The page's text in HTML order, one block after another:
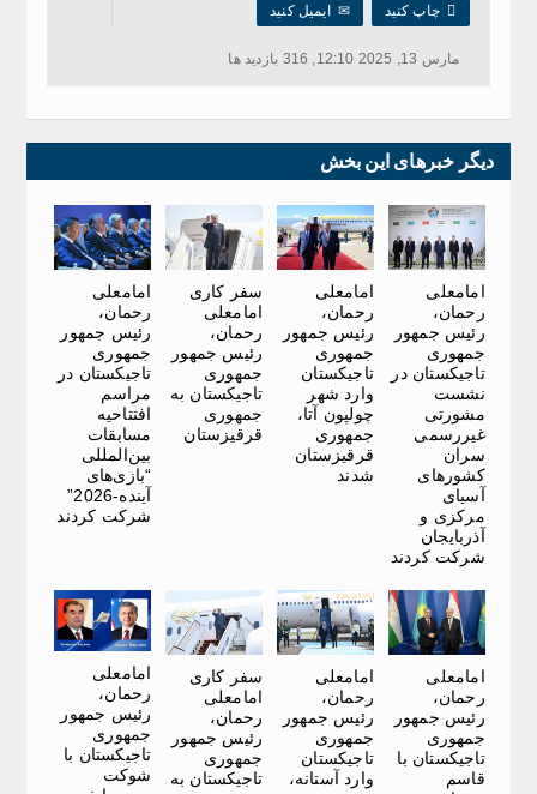
 چاپ کنید ✉ایمیل کنید
مارس 13, 2025 12:10, 316 بازدید ها
دیگر خبرهای این بخش
امامعلی
رحمان،
رئیس جمهور
جمهوری
تاجیکستان در
نشست
مشورتی
غیررسمی
سران
کشورهای
آسیای
مرکزی و
آذربایجان
شرکت کردند
امامعلی
رحمان،
رئیس جمهور
جمهوری
تاجیکستان
وارد شهر
چولپون آتا،
جمهوری
قرقیزستان
شدند
سفر کاری
امامعلی
رحمان،
رئیس جمهور
جمهوری
تاجیکستان به
جمهوری
قرقیزستان
امامعلی
رحمان،
رئیس جمهور
جمهوری
تاجیکستان در
مراسم
افتتاحیه
مسابقات
بین‌المللی
“بازی‌های
آینده-2026”
شرکت کردند
امامعلی
رحمان،
رئیس جمهور
جمهوری
تاجیکستان با
قاسم
امامعلی
رحمان،
رئیس جمهور
جمهوری
تاجیکستان
وارد آستانه،
سفر کاری
امامعلی
رحمان،
رئیس جمهور
جمهوری
تاجیکستان به
امامعلی
رحمان،
رئیس جمهور
جمهوری
تاجیکستان با
شوکت